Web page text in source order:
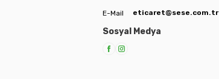
E-Mail eticaret@sese.com.tr
Sosyal Medya